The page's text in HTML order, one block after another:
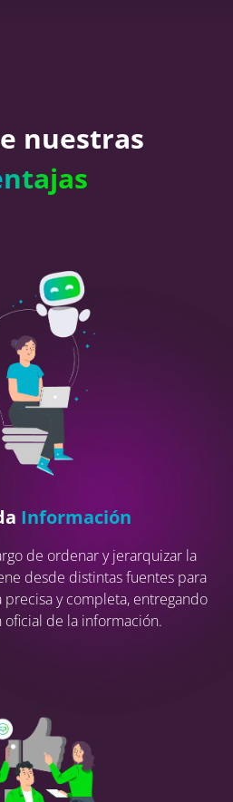
nuestras
Información
de ordenar y jerarquizar la
desde distintas fuentes para
y completa, entregando
oficial de la información.